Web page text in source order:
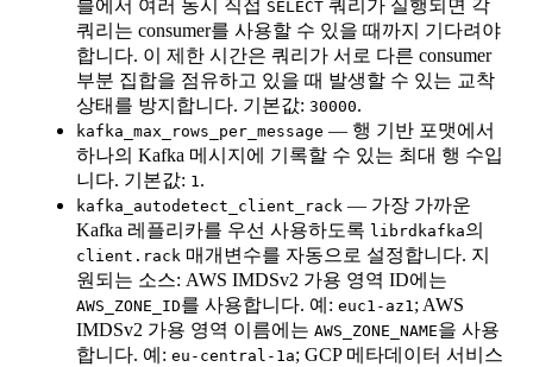
블에서 여러 동시 직접 SELECT 쿼리가 실행되면 각
쿼리는 consumer를 사용할 수 있을 때까지 기다려야
합니다. 이 제한 시간은 쿼리가 서로 다른 consumer
부분 집합을 점유하고 있을 때 발생할 수 있는 교착
상태를 방지합니다. 기본값: 30000.
kafka_max_rows_per_message — 행 기반 포맷에서
하나의 Kafka 메시지에 기록할 수 있는 최대 행 수입
니다. 기본값: 1.
kafka_autodetect_client_rack — 가장 가까운
Kafka 레플리카를 우선 사용하도록 librdkafka의
client.rack 매개변수를 자동으로 설정합니다. 지
원되는 소스: AWS IMDSv2 가용 영역 ID에는
AWS_ZONE_ID를 사용합니다. 예: euc1-az1; AWS
IMDSv2 가용 영역 이름에는 AWS_ZONE_NAME을 사용
합니다. 예: eu-central-1a; GCP 메타데이터 서비스